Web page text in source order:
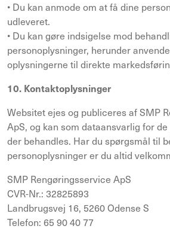
• Du kan anmode om at få dine
udleveret.
• Du kan gøre indsigelse mod
personoplysninger, herunder
oplysningerne til direkte
10. Kontaktoplysninger
Websitet ejes og publiceres af SMP
ApS, og kan som dataansvarlig for
der behandles. Har du spørgsmål til
personoplysninger er du altid
SMP Rengøringsservice ApS
CVR-Nr.: 32825893
Landbrugsvej 16, 5260 Odense S
Telefon: 65 90 40 77